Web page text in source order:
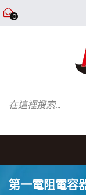
0
第一電阻電容